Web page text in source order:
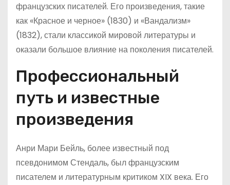
французских писателей. Его произведения, такие
как «Красное и черное» (1830) и «Вандализм»
(1832), стали классикой мировой литературы и
оказали большое влияние на поколения писателей.
Профессиональный
путь и известные
произведения
Анри Мари Бейль, более известный под
псевдонимом Стендаль, был французским
писателем и литературным критиком XIX века. Его